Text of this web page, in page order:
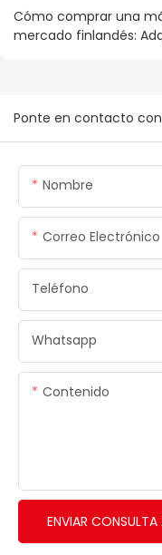
Cómo comprar una
mercado finlandés:
Ponte en contacto
Nombre
Correo Electrónico
Teléfono
Whatsapp
Contenido
ENVIAR